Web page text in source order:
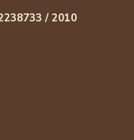
/ 2010